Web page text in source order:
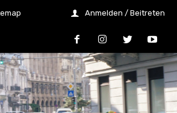
Anmelden / Beitreten